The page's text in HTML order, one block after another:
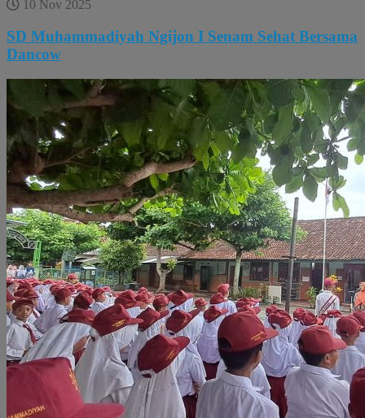
10 Nov 2025
SD Muhammadiyah Ngijon I Senam Sehat Bersama
Dancow